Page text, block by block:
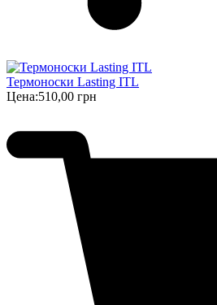
Термоноски Lasting ITL
Цена:510,00 грн